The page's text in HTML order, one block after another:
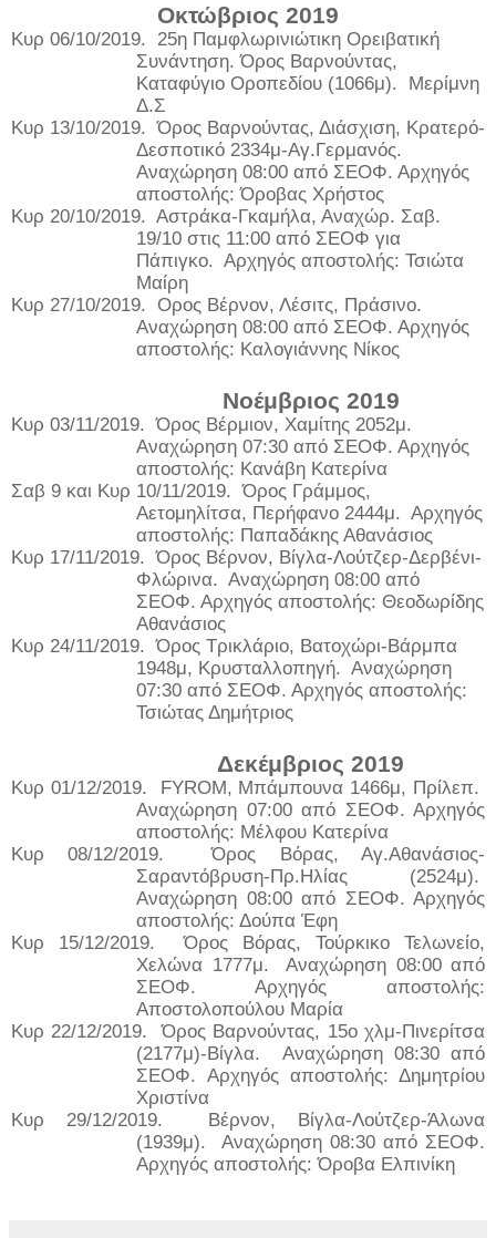
Οκτώβριος 2019
Κυρ 06/10/2019. 25η Παμφλωρινιώτικη Ορειβατική
Συνάντηση. Όρος Βαρνούντας,
Καταφύγιο Οροπεδίου (1066μ). Μερίμνη
Δ.Σ
Κυρ 13/10/2019. Όρος Βαρνούντας, Διάσχιση, Κρατερό-
Δεσποτικό 2334μ-Αγ.Γερμανός.
Αναχώρηση 08:00 από ΣΕΟΦ. Αρχηγός
αποστολής: Όροβας Χρήστος
Κυρ 20/10/2019. Αστράκα-Γκαμήλα, Αναχώρ. Σαβ.
19/10 στις 11:00 από ΣΕΟΦ για
Πάπιγκο. Αρχηγός αποστολής: Τσιώτα
Μαίρη
Κυρ 27/10/2019. Ορος Βέρνον, Λέσιτς, Πράσινο.
Αναχώρηση 08:00 από ΣΕΟΦ. Αρχηγός
αποστολής: Καλογιάννης Νίκος
Νοέμβριος 2019
Κυρ 03/11/2019. Όρος Βέρμιον, Χαμίτης 2052μ.
Αναχώρηση 07:30 από ΣΕΟΦ. Αρχηγός
αποστολής: Κανάβη Κατερίνα
Σαβ 9 και Κυρ 10/11/2019. Όρος Γράμμος,
Αετομηλίτσα, Περήφανο 2444μ. Αρχηγός
αποστολής: Παπαδάκης Αθανάσιος
Κυρ 17/11/2019. Όρος Βέρνον, Βίγλα-Λούτζερ-Δερβένι-
Φλώρινα. Αναχώρηση 08:00 από
ΣΕΟΦ. Αρχηγός αποστολής: Θεοδωρίδης
Αθανάσιος
Κυρ 24/11/2019. Όρος Τρικλάριο, Βατοχώρι-Βάρμπα
1948μ, Κρυσταλλοπηγή. Αναχώρηση
07:30 από ΣΕΟΦ. Αρχηγός αποστολής:
Τσιώτας Δημήτριος
Δεκέμβριος 2019
Κυρ 01/12/2019.
FYROM, Μπάμπουνα 1466μ, Πρίλεπ.
Αναχώρηση 07:00 από ΣΕΟΦ. Αρχηγός
αποστολής: Μέλφου Κατερίνα
Κυρ 08/12/2019.
Όρος Βόρας, Αγ.Αθανάσιος-
Σαραντόβρυση-Πρ.Ηλίας (2524μ).
Αναχώρηση 08:00 από ΣΕΟΦ. Αρχηγός
αποστολής: Δούπα Έφη
Κυρ 15/12/2019.
Όρος Βόρας, Τούρκικο Τελωνείο,
Χελώνα 1777μ.
Αναχώρηση 08:00 από
ΣΕΟΦ. Αρχηγός αποστολής:
Αποστολοπούλου Μαρία
Κυρ 22/12/2019.
Όρος Βαρνούντας, 15ο χλμ-Πινερίτσα
(2177μ)-Βίγλα.
Αναχώρηση 08:30 από
ΣΕΟΦ. Αρχηγός αποστολής: Δημητρίου
Χριστίνα
Κυρ 29/12/2019.
Βέρνον, Βίγλα-Λούτζερ-Άλωνα
(1939μ).
Αναχώρηση 08:30 από ΣΕΟΦ.
Αρχηγός αποστολής: Όροβα Ελπινίκη